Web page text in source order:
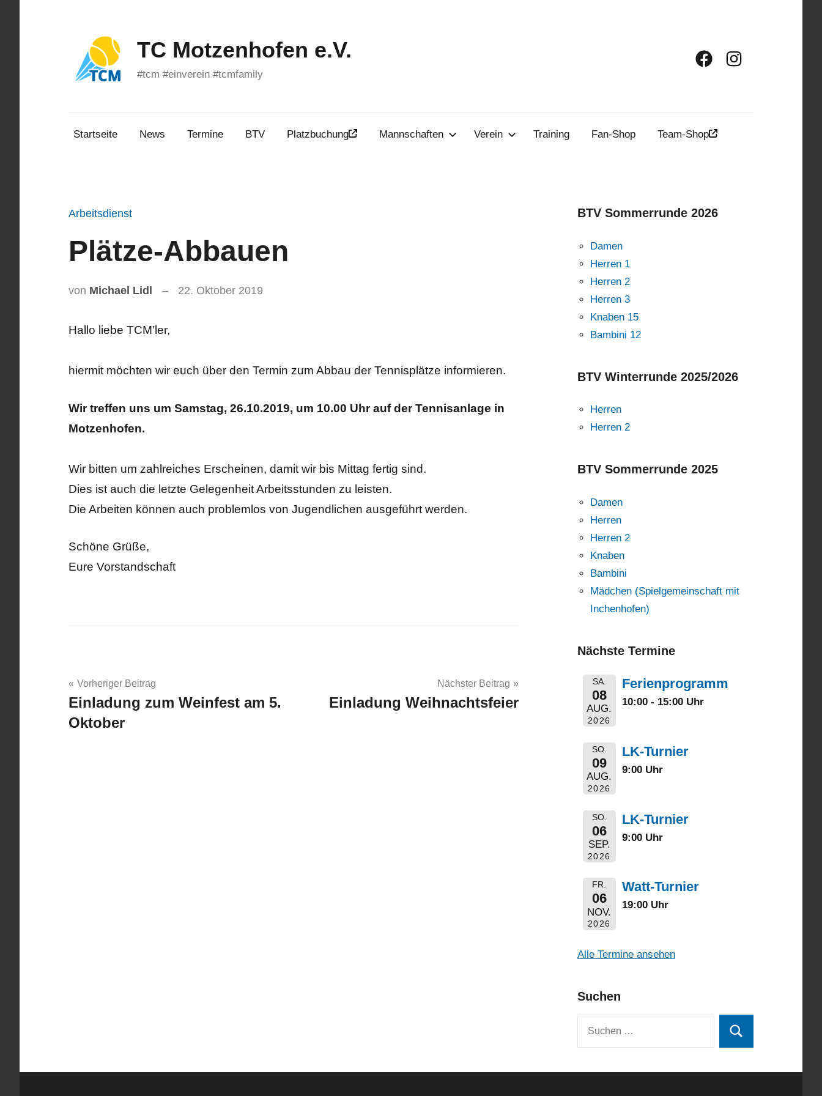
TC Motzenhofen e.V.
#tcm #einverein #tcmfamily
FacebookInstagram
Startseite News Termine BTV Platzbuchung Mannschaften Verein Training Fan-Shop Team-Shop
Arbeitsdienst
Plätze-Abbauen
von Michael Lidl 22. Oktober 2019
Hallo liebe TCM’ler,
hiermit möchten wir euch über den Termin zum Abbau der Tennisplätze informieren.
Wir treffen uns um Samstag, 26.10.2019, um 10.00 Uhr auf der Tennisanlage in
Motzenhofen.
Wir bitten um zahlreiches Erscheinen, damit wir bis Mittag fertig sind.
Dies ist auch die letzte Gelegenheit Arbeitsstunden zu leisten.
Die Arbeiten können auch problemlos von Jugendlichen ausgeführt werden.
Schöne Grüße,
Eure Vorstandschaft
Beitragsnavigation
Vorheriger Beitrag
Einladung zum Weinfest am 5.
Oktober
Nächster Beitrag
Einladung Weihnachtsfeier
BTV Sommerrunde 2026
Damen
Herren 1
Herren 2
Herren 3
Knaben 15
Bambini 12
BTV Winterrunde 2025/2026
Herren
Herren 2
BTV Sommerrunde 2025
Damen
Herren
Herren 2
Knaben
Bambini
Mädchen (Spielgemeinschaft mit
Inchenhofen)
Nächste Termine
SA.
08
AUG.
2026
Ferienprogramm
10:00 - 15:00 Uhr
SO.
09
AUG.
2026
LK-Turnier
9:00 Uhr
SO.
06
SEP.
2026
LK-Turnier
9:00 Uhr
FR.
06
NOV.
2026
Watt-Turnier
19:00 Uhr
Alle Termine ansehen
Suchen
Suchen